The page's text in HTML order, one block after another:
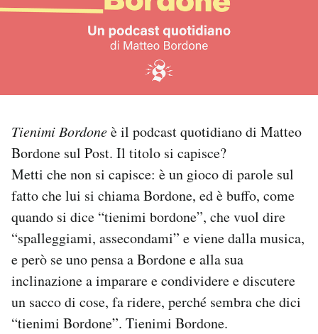
NEWSLETTER
SHOP
CALENDARIO
AREA PERSONALE
Newsletter
Notifiche mobile
Regala il Post
Hai bisogno di aiuto?
Tienimi Bordoneè il podcast quotidiano di Matteo
Bordone sul Post. Il titolo si capisce?
Metti che non si capisce: è un gioco di parole sul
fatto che lui si chiama Bordone, ed è buffo, come
quando si dice “tienimi bordone”, che vuol dire
“spalleggiami, assecondami” e viene dalla musica,
e però se uno pensa a Bordone e alla sua
inclinazione a imparare e condividere e discutere
un sacco di cose, fa ridere, perché sembra che dici
“tienimi Bordone”. Tienimi Bordone.